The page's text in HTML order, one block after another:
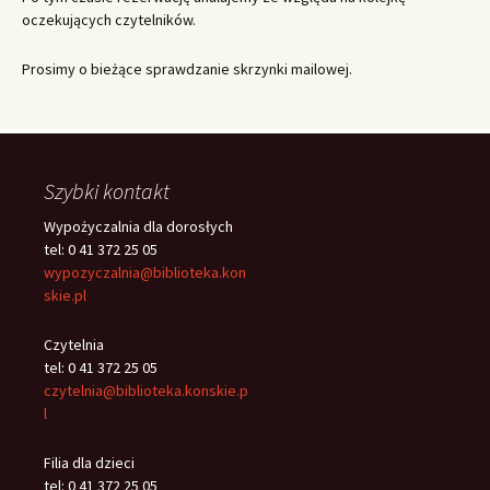
oczekujących czytelników.
Prosimy o bieżące sprawdzanie skrzynki mailowej.
Szybki kontakt
Wypożyczalnia dla dorosłych
tel: 0 41 372 25 05
wypozyczalnia@biblioteka.kon
skie.pl
Czytelnia
tel: 0 41 372 25 05
czytelnia@biblioteka.konskie.p
l
Filia dla dzieci